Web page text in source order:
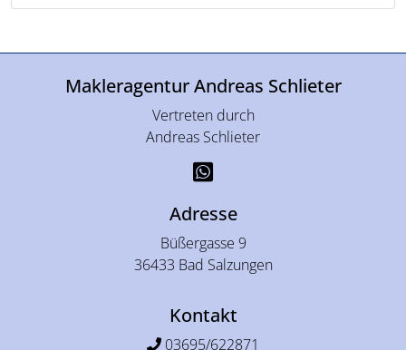
Makleragentur Andreas Schlieter
Vertreten durch
Andreas Schlieter
Adresse
Büßergasse 9
36433 Bad Salzungen
Kontakt
03695/622871